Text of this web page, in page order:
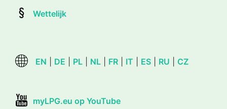
Wettelijk
EN DE PL NL FR IT ES RU CZ
myLPG.eu op YouTube